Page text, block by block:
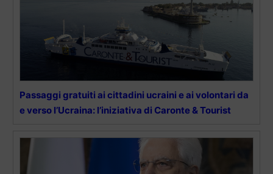
Passaggi gratuiti ai cittadini ucraini e ai volontari da
e verso l’Ucraina: l’iniziativa di Caronte & Tourist